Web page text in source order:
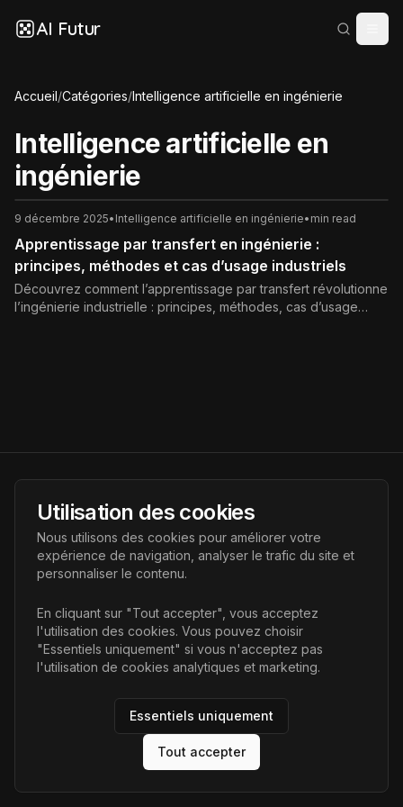
AI Futur
Accueil/Catégories/Intelligence artificielle en ingénierie
Intelligence artificielle en
ingénierie
9 décembre 2025• Intelligence artificielle en ingénierie• min read
Apprentissage par transfert en ingénierie :
principes, méthodes et cas d’usage industriels
Découvrez comment l’apprentissage par transfert révolutionne
l’ingénierie industrielle : principes, méthodes, cas d’usage
AI Futur
Portail de l'avenir de l'intelligence artificielle, vous aidant à
découvrir les dernières technologies IA.
Liens
Accueil
Articles
AI Futur. Tous droits réservés.
Utilisation des cookies
Nous utilisons des cookies pour améliorer votre
expérience de navigation, analyser le trafic du site et
personnaliser le contenu.
En cliquant sur "Tout accepter", vous acceptez
l'utilisation des cookies. Vous pouvez choisir
"Essentiels uniquement" si vous n'acceptez pas
l'utilisation de cookies analytiques et marketing.
Essentiels uniquement
Tout accepter